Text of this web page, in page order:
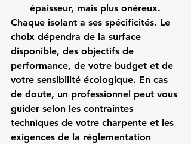
épaisseur, mais plus onéreux.
Chaque isolant a ses spécificités. Le
choix dépendra de la surface
disponible, des objectifs de
performance, de votre budget et de
votre sensibilité écologique. En cas
de doute, un professionnel peut vous
guider selon les contraintes
techniques de votre charpente et les
exigences de la réglementation